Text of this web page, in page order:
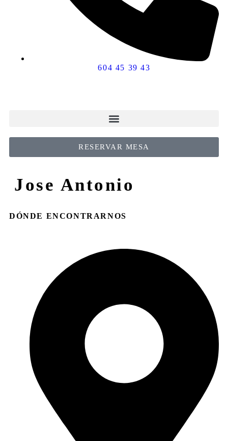
604 45 39 43
RESERVAR MESA
Jose Antonio
DÓNDE ENCONTRARNOS